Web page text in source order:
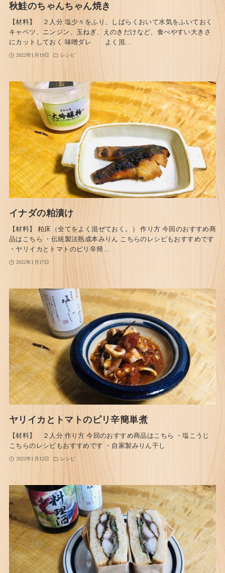
秋鮭のちゃんちゃん焼き
【材料】 ２人分 塩少々をふり、しばらくおいて水気をふいておく
キャベツ、ニンジン、玉ねぎ、えのきだけなど、食べやすい大きさ
にカットしておく 味噌ダレ よく混…
2022年1月19日 レシピ
イナダの粕漬け
【材料】 粕床（全てをよく混ぜておく。） 作り方 今回のおすすめ商
品はこちら ・伝統製法熟成本みりん こちらのレシピもおすすめです
・ヤリイカとトマトのピリ辛簡…
2022年1月17日
ヤリイカとトマトのピリ辛簡単煮
【材料】 ２人分 作り方 今回のおすすめ商品はこちら ・塩こうじ
こちらのレシピもおすすめです ・自家製みりん干し
2022年1月12日 レシピ